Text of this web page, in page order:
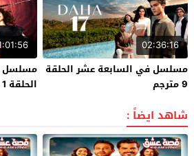
02:36:16
مسلسل في السابعة عشر الحلقة
9 مترجم
مسلسل
الحلقة 1 مترجم
شاهد ايضاً :